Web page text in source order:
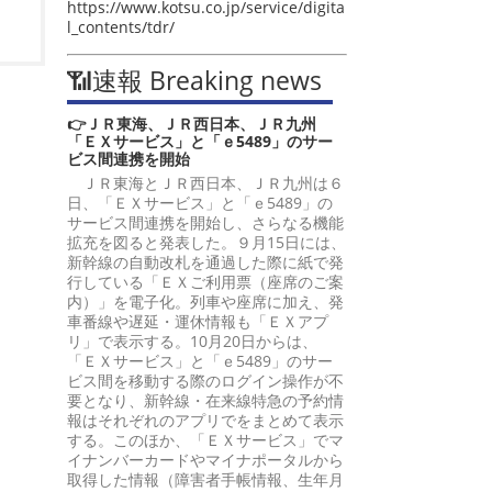
https://www.kotsu.co.jp/service/digita
l_contents/tdr/
📶速報 Breaking news
👉ＪＲ東海、ＪＲ西日本、ＪＲ九州
「ＥＸサービス」と「ｅ5489」のサー
ビス間連携を開始
ＪＲ東海とＪＲ西日本、ＪＲ九州は６
日、「ＥＸサービス」と「ｅ5489」の
サービス間連携を開始し、さらなる機能
拡充を図ると発表した。９月15日には、
新幹線の自動改札を通過した際に紙で発
行している「ＥＸご利用票（座席のご案
内）」を電子化。列車や座席に加え、発
車番線や遅延・運休情報も「ＥＸアプ
リ」で表示する。10月20日からは、
「ＥＸサービス」と「ｅ5489」のサー
ビス間を移動する際のログイン操作が不
要となり、新幹線・在来線特急の予約情
報はそれぞれのアプリでをまとめて表示
する。このほか、「ＥＸサービス」でマ
イナンバーカードやマイナポータルから
取得した情報（障害者手帳情報、生年月